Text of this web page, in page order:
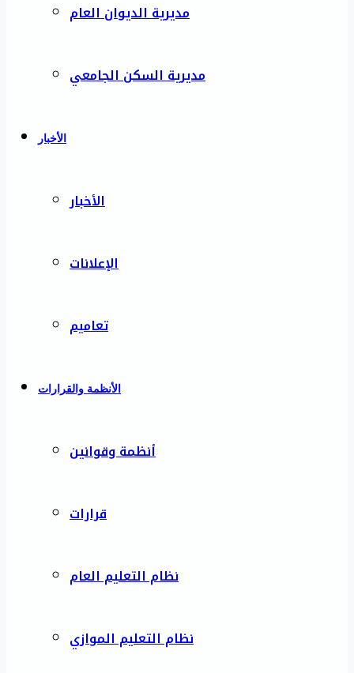
مديرية الديوان العام
مديرية السكن الجامعي
الأخبار
الأخبار
الإعلانات
تعاميم
الأنظمة والقرارات
أنظمة وقوانين
قرارات
نظام التعليم العام
نظام التعليم الموازي